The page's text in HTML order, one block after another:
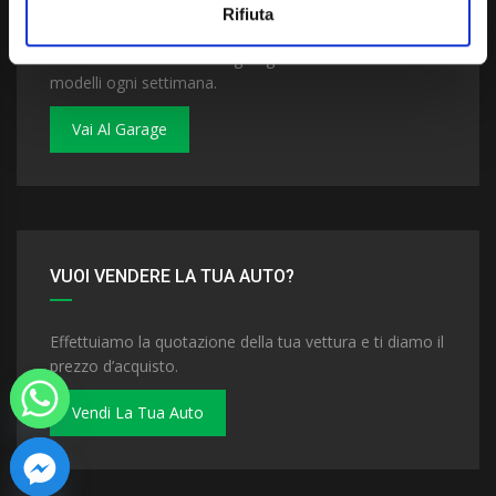
Rifiuta
Dai un'occhiata al nostro garage. Troverai nuovi
modelli ogni settimana.
Vai Al Garage
VUOI VENDERE LA TUA AUTO?
Effettuiamo la quotazione della tua vettura e ti diamo il
prezzo d’acquisto.
Vendi La Tua Auto